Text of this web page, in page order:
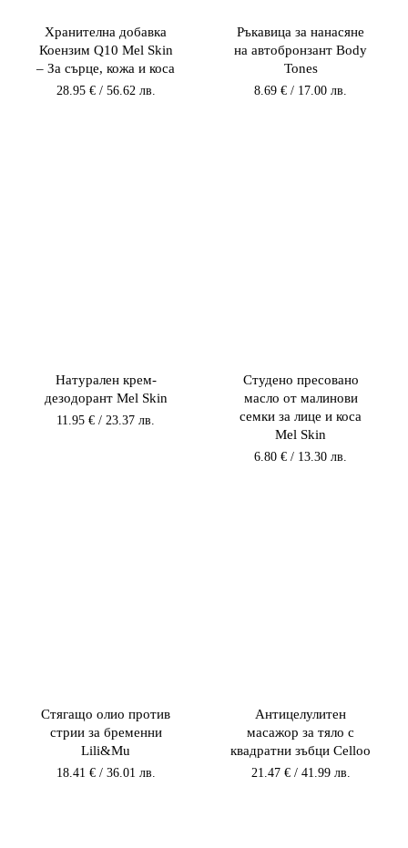
Хранителна добавка
Коензим Q10 Mel Skin
– За сърце, кожа и коса
28.95 €/ 56.62 лв.
Ръкавица за нанасяне
на автобронзант Body
Tones
8.69€ / 17.00 лв.
Натурален крем-
дезодорант Mel Skin
11.95€ / 23.37 лв.
Студено пресовано
масло от малинови
семки за лице и коса
Mel Skin
6.80€ / 13.30 лв.
Стягащо олио против
стрии за бременни
Lili&Mu
18.41 €/ 36.01 лв.
Антицелулитен
масажор за тяло с
квадратни зъбци Celloo
21.47 €/ 41.99 лв.